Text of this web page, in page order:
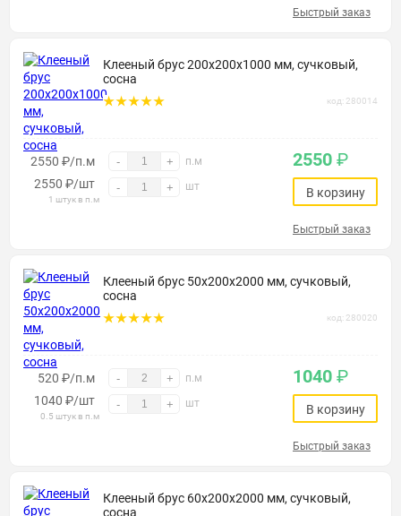
Быстрый заказ
Клееный брус 200х200х1000 мм, сучковый,
сосна
код: 280014
2550 ₽/п.м - + п.м
2550 ₽/шт
1 штук в п.м
- + шт
2550 ₽
В корзину
Быстрый заказ
Клееный брус 50х200х2000 мм, сучковый,
сосна
код: 280020
520 ₽/п.м - + п.м
1040 ₽/шт
0.5 штук в п.м
- + шт
1040 ₽
В корзину
Быстрый заказ
Клееный брус 60х200х2000 мм, сучковый,
сосна